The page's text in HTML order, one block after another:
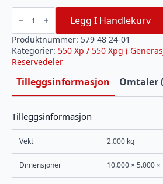
Speedvaier
Husqvarna
550
XP
G
(
generasjon
1)
antall
Legg I Handlekurv
Produktnummer: 579 48 24-01
Kategorier: 550 Xp / 550 Xpg (
Reservedeler
Tilleggsinformasjon Omtaler
Tilleggsinformasjon
Vekt 2.000 kg
Dimensjoner 10.000 × 5.000